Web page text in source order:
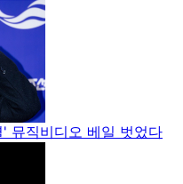
' 뮤직비디오 베일 벗었다